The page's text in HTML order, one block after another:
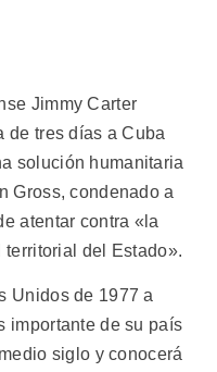
Jimmy Carter
de tres días a Cuba
solución humanitaria
Gross, condenado a
atentar contra «la
del Estado».
Unidos de 1977 a
importante de su país
siglo y conocerá